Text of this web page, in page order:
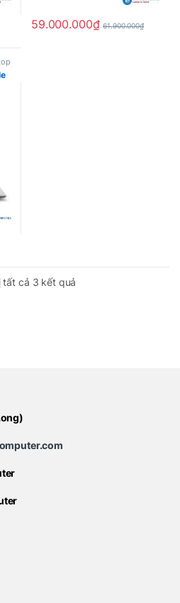
59.000.000₫ 61.900.000₫
tất cả 3 kết quả